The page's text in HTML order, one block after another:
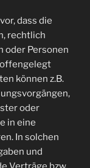
dass die
rechtlich
oder Personen
können z.B.
oder
in eine
In solchen
und